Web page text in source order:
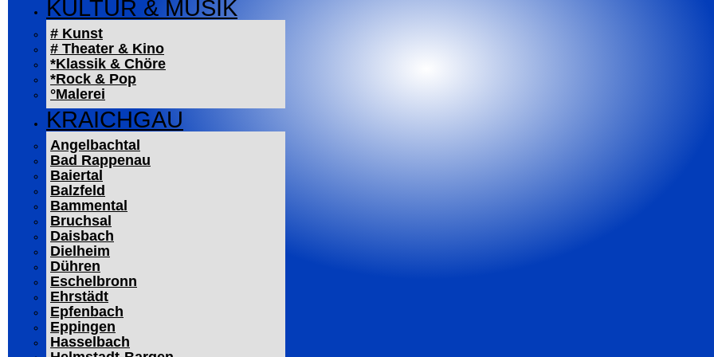
KULTUR & MUSIK
# Kunst
# Theater & Kino
*Klassik & Chöre
*Rock & Pop
°Malerei
KRAICHGAU
Angelbachtal
Bad Rappenau
Baiertal
Balzfeld
Bammental
Bruchsal
Daisbach
Dielheim
Dühren
Eschelbronn
Ehrstädt
Epfenbach
Eppingen
Hasselbach